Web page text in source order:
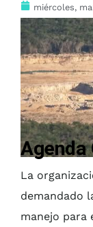
miércoles,
Agenda
La
demandado
manejo para